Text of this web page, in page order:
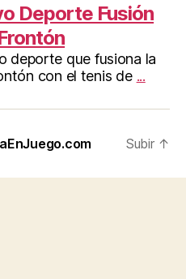
Deporte Fusión
deporte que fusiona la
con el tenis de ...
Subir ↑